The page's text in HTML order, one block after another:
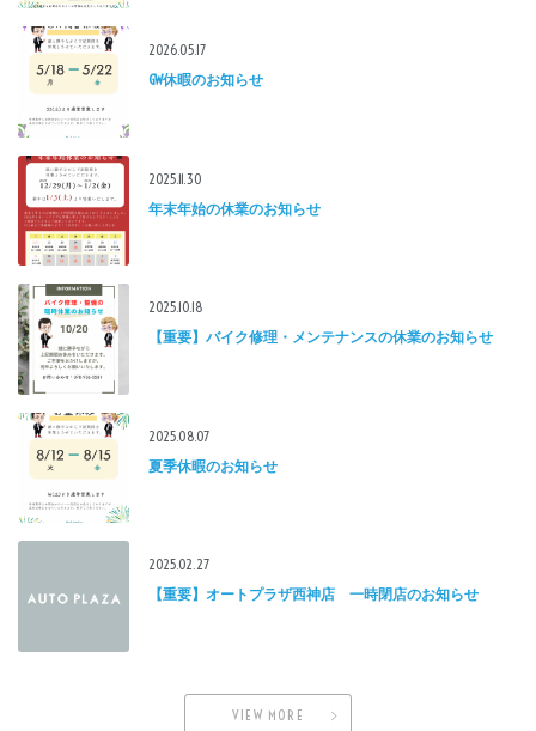
2026.05.17
GW休暇のお知らせ
2025.11.30
年末年始の休業のお知らせ
2025.10.18
【重要】バイク修理・メンテナンスの休業のお知らせ
2025.08.07
夏季休暇のお知らせ
2025.02.27
【重要】オートプラザ西神店 一時閉店のお知らせ
VIEW MORE